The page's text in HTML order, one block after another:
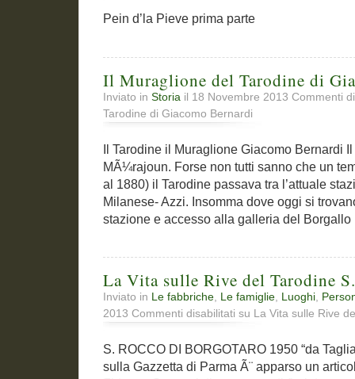
Pein d’la Pieve prima parte
Il Muraglione del Tarodine di
Inviato in Storia il 18 Novembre 2013 Commenti
Tarodine di Giacomo Bernardi
Il Tarodine il Muraglione Giacomo Bernardi
MÃ¼rajoun. Forse non tutti sanno che un
al 1880) il Tarodine passava tra l’attuale
Milanese- Azzi. Insomma dove oggi si
stazione e accesso alla galleria del
La Vita sulle Rive del Tarodine
Inviato in Le fabbriche, Le famiglie, Luoghi,
2013 Commenti disabilitati su La Vita sulle Rive
S. ROCCO DI BORGOTARO 1950 “da
sulla Gazzetta di Parma Ã¨ apparso un